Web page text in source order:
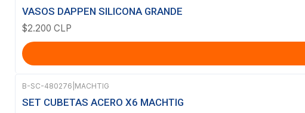
VASOS DAPPEN SILICONA GRANDE
$2.200 CLP
Agotado
B-SC-480276 MACHTIG
SET CUBETAS ACERO X6 MACHTIG